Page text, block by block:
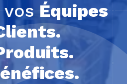
Équipes